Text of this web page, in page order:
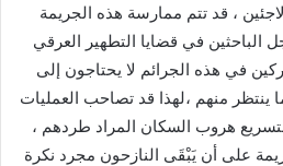
، قد تتم ممارسة هذه الجريمة
في قضايا التطهير العرقي
في هذه الجرائم لا يحتاجون إلى
ينتظر منهم ،لهذا قد تصاحب العمليات
هروب السكان المراد طردهم ،
على أن يَبْقَى النازحون مجرد نكرة